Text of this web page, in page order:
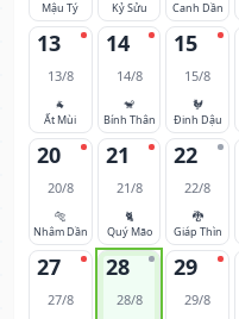
Mậu Tý
Kỷ Sửu
Canh Dần
13
13/8
🐐
Ất Mùi
14
14/8
🐒
Bính Thân
15
15/8
🐓
Đinh Dậu
20
20/8
🐅
Nhâm Dần
21
21/8
🐈
Quý Mão
22
22/8
🐉
Giáp Thìn
27
27/8
28
28/8
29
29/8